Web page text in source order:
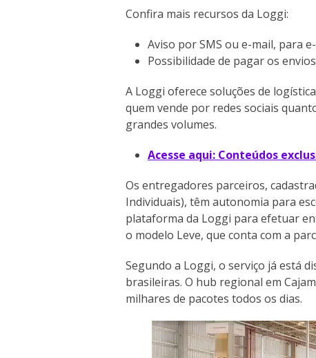
Confira mais recursos da Loggi:
Aviso por SMS ou e-mail, para
Possibilidade de pagar os
A Loggi oferece soluções de
quem vende por redes sociais
grandes volumes.
Acesse aqui: Conteúdos
Os entregadores parceiros,
Individuais), têm autonomia para
plataforma da Loggi para efetuar
o modelo Leve, que conta com a
Segundo a Loggi, o serviço já está
brasileiras. O hub regional em
milhares de pacotes todos os dias.